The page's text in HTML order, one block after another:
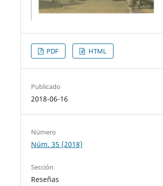
PDF HTML
Publicado
2018-06-16
Número
Núm. 35 (2018)
Sección
Reseñas